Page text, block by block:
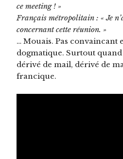
ce meeting ! »
Français métropolitain : « Je
concernant cette réunion. »
… Mouais. Pas convaincant
dogmatique. Surtout quand
dérivé de mail, dérivé de
francique.